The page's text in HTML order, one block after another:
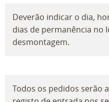
Deverão indicar o dia,
dias de permanência no
desmontagem.
Todos os pedidos serão